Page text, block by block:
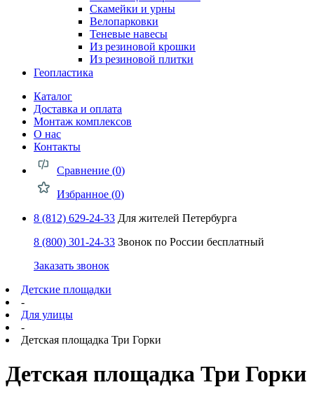
Скамейки и урны
Велопарковки
Теневые навесы
Из резиновой крошки
Из резиновой плитки
Геопластика
Каталог
Доставка и оплата
Монтаж комплексов
О нас
Контакты
Сравнение (0)
Избранное (0)
8 (812) 629-24-33 Для жителей Петербурга
8 (800) 301-24-33 Звонок по России бесплатный
Заказать звонок
Детские площадки
-
Для улицы
-
Детская площадка Три Горки
Детская площадка Три Горки